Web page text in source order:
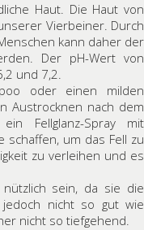
Haut. Die Haut von
Vierbeiner. Durch
kann daher der
Der pH-Wert von
und 7,2.
oder einen milden
Austrocknen nach dem
Fellglanz-Spray mit
schaffen, um das Fell zu
zu verleihen und es
nützlich sein, da sie die
nicht so gut wie
nicht so tiefgehend.